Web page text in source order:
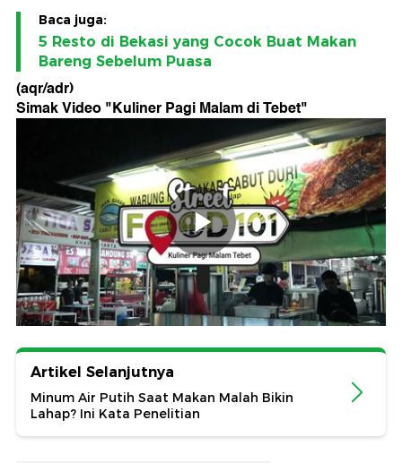
Baca juga:
5 Resto di Bekasi yang Cocok Buat Makan
Bareng Sebelum Puasa
(aqr/adr)
Simak Video "Kuliner Pagi Malam di Tebet"
Artikel Selanjutnya
Minum Air Putih Saat Makan Malah Bikin
Lahap? Ini Kata Penelitian